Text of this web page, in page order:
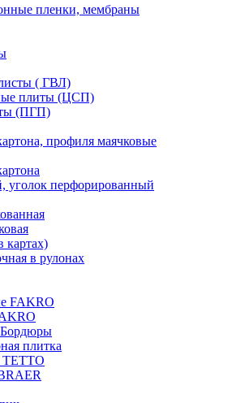
пленки, мембраны
( ГВЛ)
плиты (ЦСП)
(ПГП)
профиля маячковые
уголок перфорированный
картах)
в рулонах
FAKRO
Бордюры
плитка
TETTO